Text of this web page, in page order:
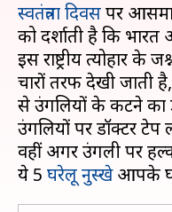
स्वतंत्रता दिवसपर
को दर्शाती है कि
इस राष्ट्रीय त्योहार
चारों तरफ देखी जाती
से उंगलियों के कटने का
उंगलियों पर डॉक्टर टेप
वहीं अगर उंगली पर
ये 5 घरेलू नुस्खे